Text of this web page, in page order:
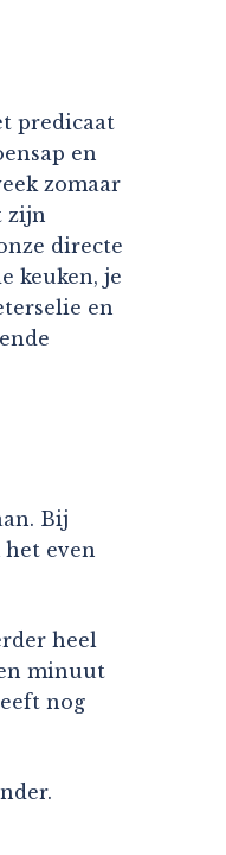
predicaat
en
zomaar
zijn
directe
keuken, je
en
Bij
het even
heel
minuut
nog